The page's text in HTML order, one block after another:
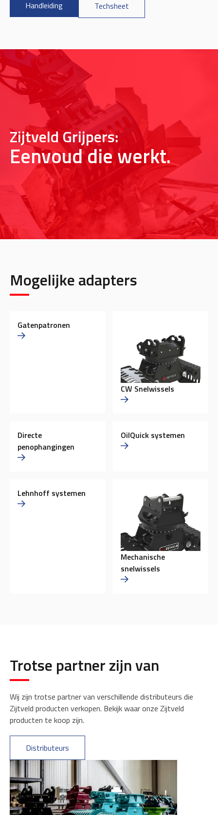
Handleiding Techsheet
Zijtveld Grijpers:
Eenvoud die werkt.
Mogelijke adapters
Gatenpatronen
CW Snelwissels
Directe
penophangingen
OilQuick systemen
Lehnhoff systemen
Mechanische
snelwissels
Trotse partner zijn van
Wij zijn trotse partner van verschillende distributeurs die
Zijtveld producten verkopen. Bekijk waar onze Zijtveld
producten te koop zijn.
Distributeurs